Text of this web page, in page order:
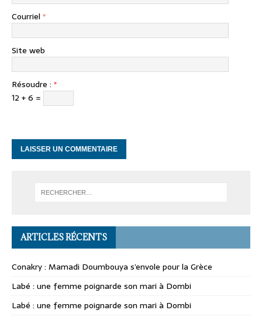
Courriel *
Site web
Résoudre : *
12 + 6 =
ARTICLES RÉCENTS
Conakry : Mamadi Doumbouya s’envole pour la Grèce
Labé : une femme poignarde son mari à Dombi
Labé : une femme poignarde son mari à Dombi